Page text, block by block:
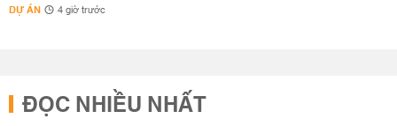
DỰ ÁN 4 giờ trước
ĐỌC NHIỀU NHẤT